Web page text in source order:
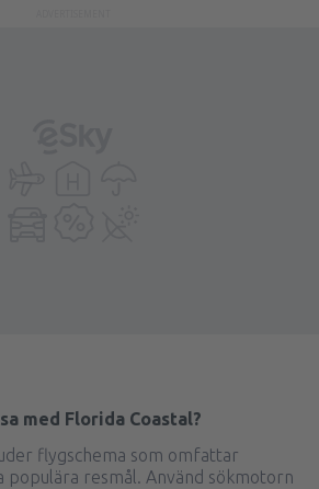
med Florida Coastal?
flygschema som omfattar
populära resmål. Använd sökmotorn